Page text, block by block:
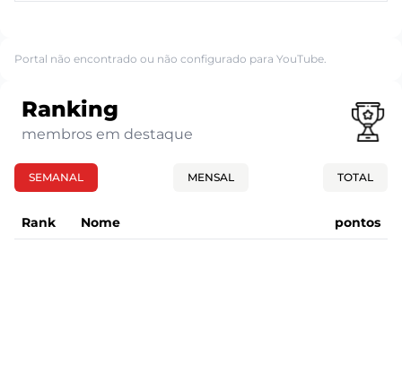
Portal não encontrado ou não configurado para YouTube.
Ranking
membros em destaque
SEMANAL MENSAL TOTAL
Rank Nome pontos